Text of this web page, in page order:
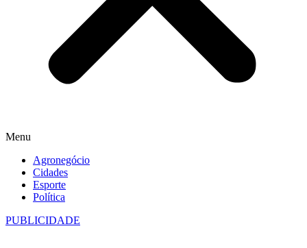
Menu
Agronegócio
Cidades
Esporte
Política
PUBLICIDADE